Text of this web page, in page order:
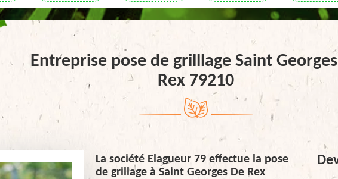
Entreprise pose de grilllage Saint
Rex 79210
La société Elagueur 79 effectue la pose
de grillage à Saint Georges De Rex